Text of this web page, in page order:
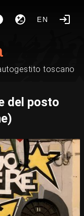
EN
toscano
del posto